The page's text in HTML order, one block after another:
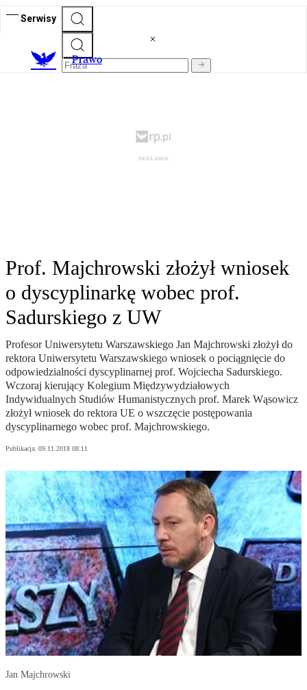
Serwisy
Prawo
Prof. Majchrowski złożył wniosek
o dyscyplinarkę wobec prof.
Sadurskiego z UW
Profesor Uniwersytetu Warszawskiego Jan Majchrowski złożył do
rektora Uniwersytetu Warszawskiego wniosek o pociągnięcie do
odpowiedzialności dyscyplinarnej prof. Wojciecha Sadurskiego.
Wczoraj kierujący Kolegium Międzywydziałowych
Indywidualnych Studiów Humanistycznych prof. Marek Wąsowicz
złożył wniosek do rektora UE o wszczęcie postępowania
dyscyplinarnego wobec prof. Majchrowskiego.
Publikacja: 09.11.2018 08:11
Jan Majchrowski